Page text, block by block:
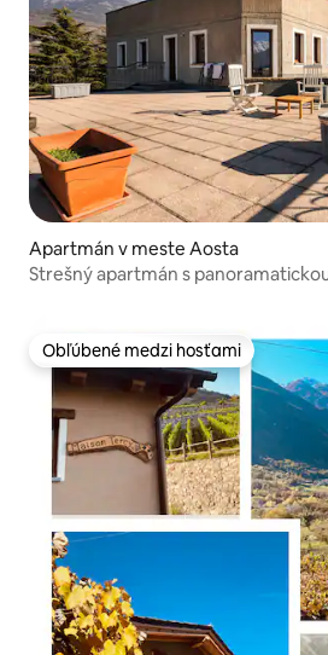
Apartmán v meste Aosta
Strešný apartmán s
Obľúbené medzi hosťami
Obľúbené medzi hosťami